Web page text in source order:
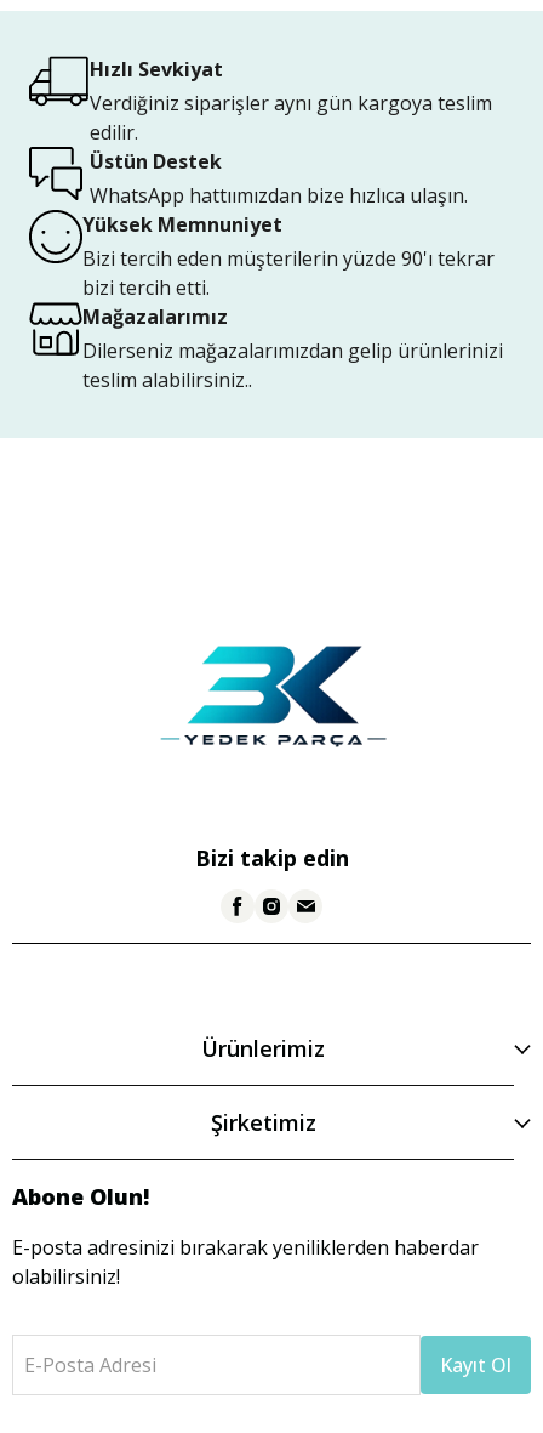
Hızlı Sevkiyat
Verdiğiniz siparişler aynı gün kargoya teslim
edilir.
Üstün Destek
WhatsApp hattıımızdan bize hızlıca ulaşın.
Yüksek Memnuniyet
Bizi tercih eden müşterilerin yüzde 90'ı tekrar
bizi tercih etti.
Mağazalarımız
Dilerseniz mağazalarımızdan gelip ürünlerinizi
teslim alabilirsiniz..
Bizi takip edin
Ürünlerimiz
Şirketimiz
Abone Olun!
E-posta adresinizi bırakarak yeniliklerden haberdar
olabilirsiniz!
E-Posta Adresi Kayıt Ol